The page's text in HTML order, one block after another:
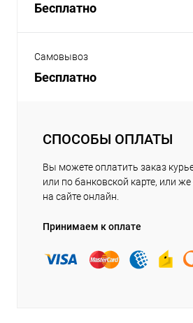
Бесплатно
Самовывоз
Бесплатно
СПОСОБЫ ОПЛАТЫ
Вы можете оплатить заказ
или по банковской карте, или
на сайте онлайн.
Принимаем к оплате